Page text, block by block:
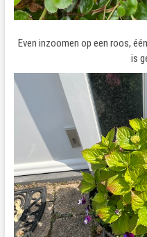
Even inzoomen op een roos,
is